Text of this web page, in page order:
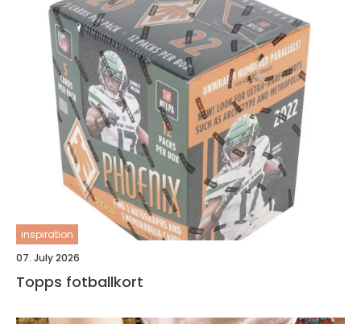
inspiration
07. July 2026
Topps fotballkort